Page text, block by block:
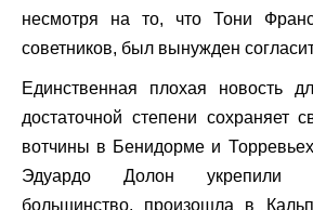
несмотря на то, что Тони
советников, был вынужден
Единственная плохая новость
достаточной степени сохраняет
вотчины в Бенидорме и
Эдуардо Долон укрепили
большинство, произошла в